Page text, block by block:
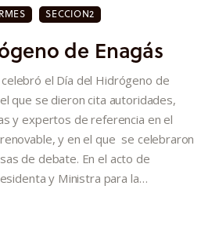
SECCION2
de Enagás
el Día del Hidrógeno de
que se dieron cita autoridades,
y expertos de referencia en el
y en el que se celebraron
de debate. En el acto de
y Ministra para la…